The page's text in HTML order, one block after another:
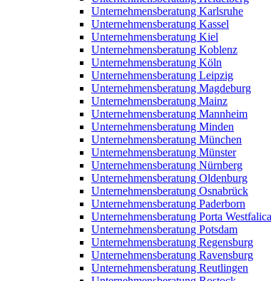
Unternehmensberatung Karlsruhe
Unternehmensberatung Kassel
Unternehmensberatung Kiel
Unternehmensberatung Koblenz
Unternehmensberatung Köln
Unternehmensberatung Leipzig
Unternehmensberatung Magdeburg
Unternehmensberatung Mainz
Unternehmensberatung Mannheim
Unternehmensberatung Minden
Unternehmensberatung München
Unternehmensberatung Münster
Unternehmensberatung Nürnberg
Unternehmensberatung Oldenburg
Unternehmensberatung Osnabrück
Unternehmensberatung Paderborn
Unternehmensberatung Porta Westfalica
Unternehmensberatung Potsdam
Unternehmensberatung Regensburg
Unternehmensberatung Ravensburg
Unternehmensberatung Reutlingen